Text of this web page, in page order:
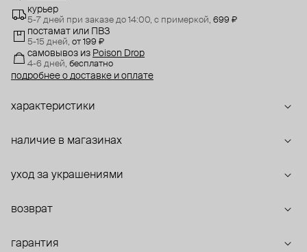
курьер
5-7 дней при заказе до 14:00, с примеркой, 699 ₽
постамат или ПВЗ
5-15 дней, от 199 ₽
самовывоз из Poison Drop
4-6 дней, бесплатно
подробнее о доставке и оплате
характеристики
наличие в магазинах
уход за украшениями
возврат
гарантия